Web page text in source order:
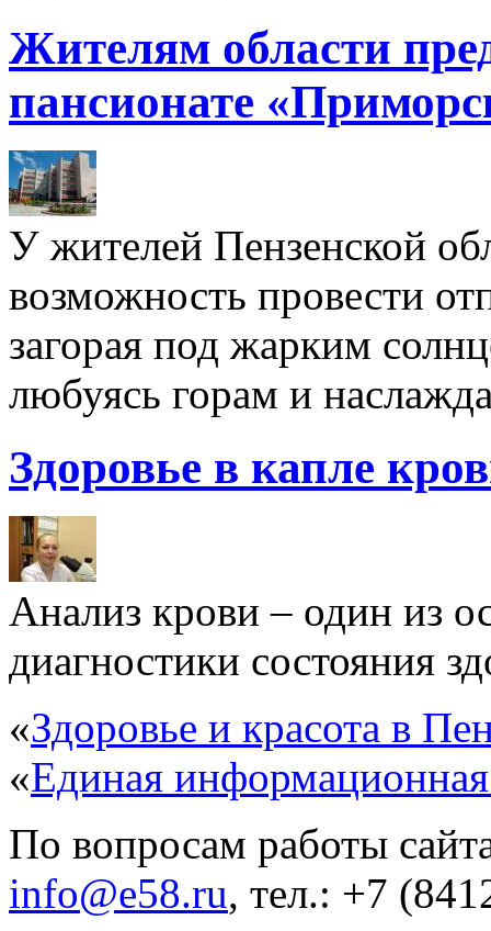
Жителям области
пансионате
У жителей Пензенской
возможность провести
загорая под жарким
любуясь горам и
Здоровье в капле
Анализ крови – один из
диагностики состояния
«Здоровье и красота в
«Единая
По вопросам работы
info@e58.ru, тел.: +7